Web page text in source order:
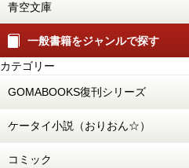
青空文庫
一般書籍をジャンルで探す
カテゴリー
GOMABOOKS復刊シリーズ
ケータイ小説（おりおん☆）
コミック